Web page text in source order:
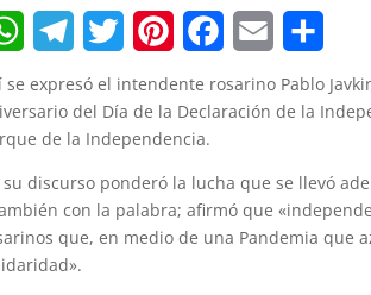
e
l
e
g
r
T
w
i
t
t
i
n
t
e
a
c
e
b
m
i
h
r
e
se expresó el intendente rosarino Pablo
del Día de la Declaración de la
de la Independencia.
su discurso ponderó la lucha que se llevó
con la palabra; afirmó que
que, en medio de una Pandemia que